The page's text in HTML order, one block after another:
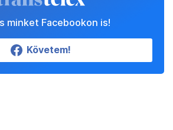
minket Facebookon is!
Követem!